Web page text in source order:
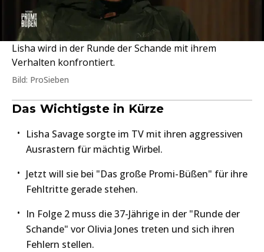
Lisha wird in der Runde der Schande mit ihrem
Verhalten konfrontiert.
Bild: ProSieben
Das Wichtigste in Kürze
Lisha Savage sorgte im TV mit ihren aggressiven
Ausrastern für mächtig Wirbel.
Jetzt will sie bei "Das große Promi-Büßen" für ihre
Fehltritte gerade stehen.
In Folge 2 muss die 37-Jährige in der "Runde der
Schande" vor Olivia Jones treten und sich ihren
Fehlern stellen.